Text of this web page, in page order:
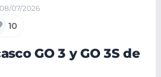
08/07/2026
10
GO 3 y GO 3S de